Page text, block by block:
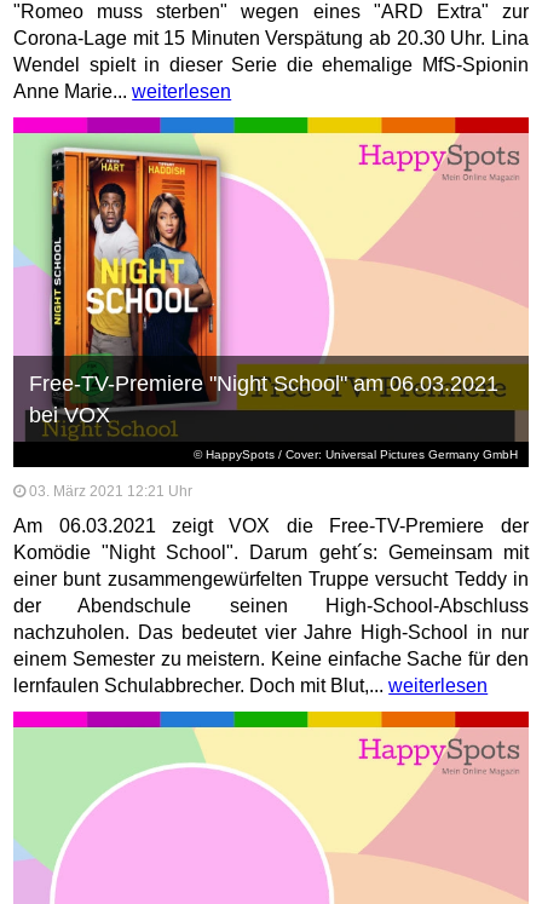
"Romeo muss sterben" wegen eines "ARD Extra" zur
Corona-Lage mit 15 Minuten Verspätung ab 20.30 Uhr. Lina
Wendel spielt in dieser Serie die ehemalige MfS-Spionin
Anne Marie...weiterlesen
© HappySpots / Cover: Universal Pictures Germany GmbH
Free-TV-Premiere "Night School" am 06.03.2021
bei VOX
03. März 2021 12:21 Uhr
Am 06.03.2021 zeigt VOX die Free-TV-Premiere der
Komödie "Night School". Darum geht´s: Gemeinsam mit
einer bunt zusammengewürfelten Truppe versucht Teddy in
der Abendschule seinen High-School-Abschluss
nachzuholen. Das bedeutet vier Jahre High-School in nur
einem Semester zu meistern. Keine einfache Sache für den
lernfaulen Schulabbrecher. Doch mit Blut,...weiterlesen